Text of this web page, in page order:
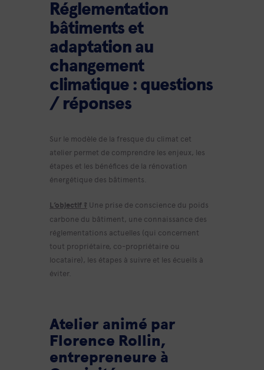
Réglementation
bâtiments et
adaptation au
changement
climatique : questions
/ réponses
Sur le modèle de la fresque du climat cet
atelier permet de comprendre les enjeux, les
étapes et les bénéfices de la rénovation
énergétique des bâtiments.
L’objectif ? Une prise de conscience du poids
carbone du bâtiment, une connaissance des
réglementations actuelles (qui concernent
tout propriétaire, co-propriétaire ou
locataire), les étapes à suivre et les écueils à
éviter.
Atelier animé par
Florence Rollin,
entrepreneure à